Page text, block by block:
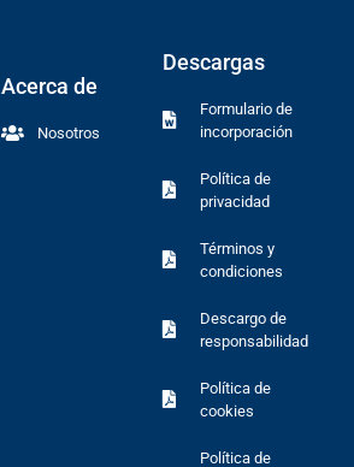
Acerca de
Nosotros
Descargas
Formulario de
incorporación
Política de
privacidad
Términos y
condiciones
Descargo de
responsabilidad
Política de
cookies
Política de